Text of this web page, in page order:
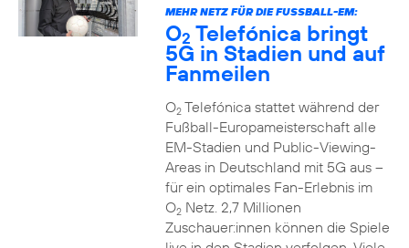
MEHR NETZ FÜR DIE FUSSBALL-EM:
O2 Telefónica bringt
5G in Stadien und auf
Fanmeilen
O2Telefónica stattet während der
Fußball-Europameisterschaft alle
EM-Stadien und Public-Viewing-
Areas in Deutschland mit 5G aus –
für ein optimales Fan-Erlebnis im
O2Netz. 2,7 Millionen
Zuschauer:innen können die Spiele